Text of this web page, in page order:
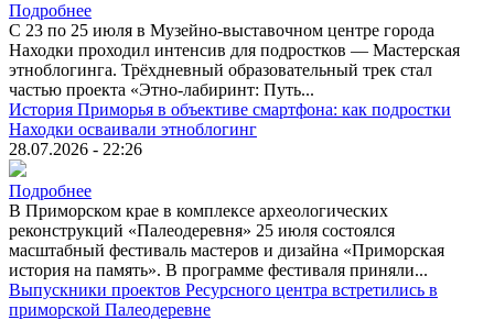
Подробнее
С 23 по 25 июля в Музейно-выставочном центре города
Находки проходил интенсив для подростков — Мастерская
этноблогинга. Трёхдневный образовательный трек стал
частью проекта «Этно-лабиринт: Путь...
История Приморья в объективе смартфона: как подростки
Находки осваивали этноблогинг
28.07.2026 - 22:26
Подробнее
В Приморском крае в комплексе археологических
реконструкций «Палеодеревня» 25 июля состоялся
масштабный фестиваль мастеров и дизайна «Приморская
история на память». В программе фестиваля приняли...
Выпускники проектов Ресурсного центра встретились в
приморской Палеодеревне